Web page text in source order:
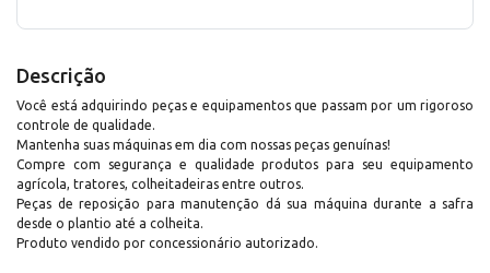
Descrição
Você está adquirindo peças e equipamentos que passam por um rigoroso
controle de qualidade.
Mantenha suas máquinas em dia com nossas peças genuínas!
Compre com segurança e qualidade produtos para seu equipamento
agrícola, tratores, colheitadeiras entre outros.
Peças de reposição para manutenção dá sua máquina durante a safra
desde o plantio até a colheita.
Produto vendido por concessionário autorizado.